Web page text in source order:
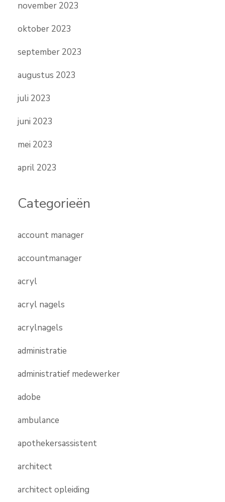
november 2023
oktober 2023
september 2023
augustus 2023
juli 2023
juni 2023
mei 2023
april 2023
Categorieën
account manager
accountmanager
acryl
acryl nagels
acrylnagels
administratie
administratief medewerker
adobe
ambulance
apothekersassistent
architect
architect opleiding